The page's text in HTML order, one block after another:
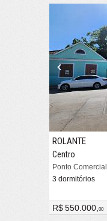
ROLANTE
Centro
Ponto Comercial
3 dormitórios
R$ 550.000, 00